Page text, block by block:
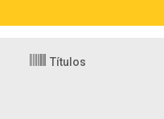
Títulos